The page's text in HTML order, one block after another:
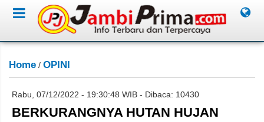
Home / OPINI
Rabu, 07/12/2022 - 19:30:48 WIB - Dibaca: 10430
BERKURANGNYA HUTAN HUJAN